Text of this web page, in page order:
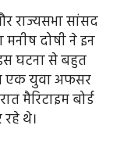
राज्यसभा सांसद
मनीष दोषी ने इन
घटना से बहुत
एक युवा अफसर
मैरिटाइम बोर्ड
रहे थे।